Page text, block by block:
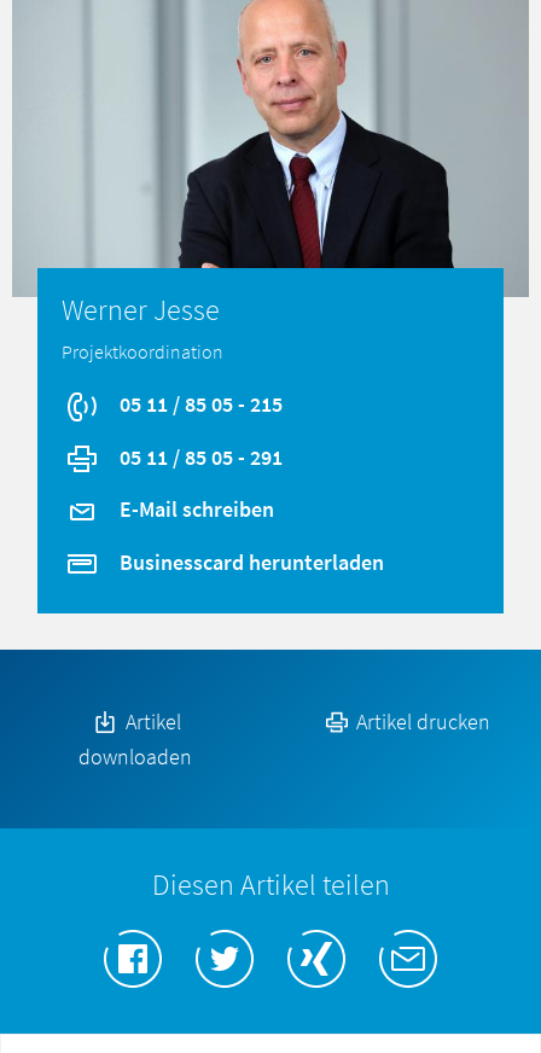
Werner Jesse
Projektkoordination
05 11 / 85 05 - 215
05 11 / 85 05 - 291
E-Mail schreiben
Businesscard herunterladen
Artikel
downloaden
Artikel drucken
Diesen Artikel teilen